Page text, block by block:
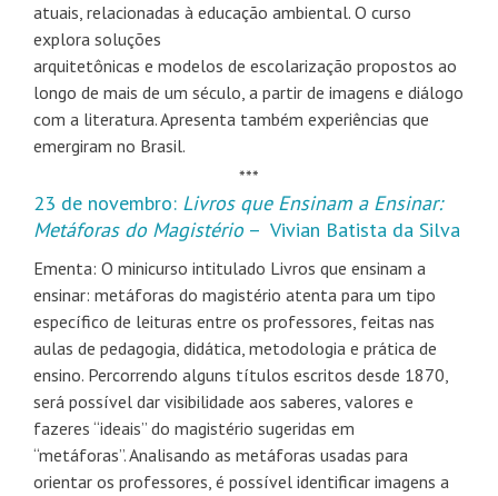
atuais, relacionadas à educação ambiental. O curso
explora soluções
arquitetônicas e modelos de escolarização propostos ao
longo de mais de um século, a partir de imagens e diálogo
com a literatura. Apresenta também experiências que
emergiram no Brasil.
***
23 de novembro: Livros que Ensinam a Ensinar:
Metáforas do Magistério– Vivian Batista da Silva
Ementa: O minicurso intitulado Livros que ensinam a
ensinar: metáforas do magistério atenta para um tipo
específico de leituras entre os professores, feitas nas
aulas de pedagogia, didática, metodologia e prática de
ensino. Percorrendo alguns títulos escritos desde 1870,
será possível dar visibilidade aos saberes, valores e
fazeres “ideais” do magistério sugeridas em
“metáforas”. Analisando as metáforas usadas para
orientar os professores, é possível identificar imagens a